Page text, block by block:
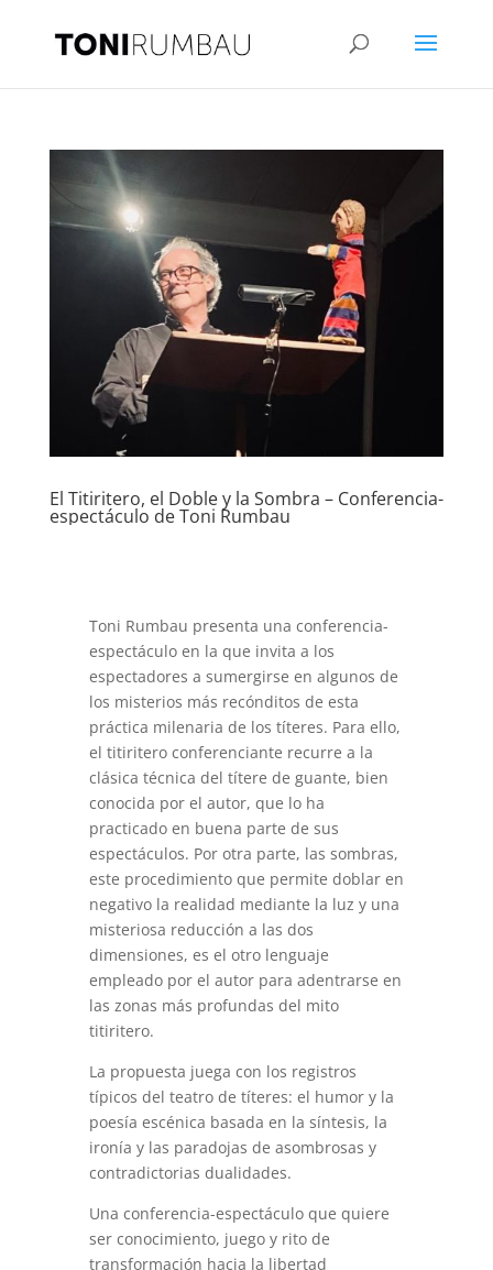
El Titiritero, el Doble y la Sombra – Conferencia-
espectáculo de Toni Rumbau
Toni Rumbau presenta una conferencia-
espectáculo en la que invita a los
espectadores a sumergirse en algunos de
los misterios más recónditos de esta
práctica milenaria de los títeres. Para ello,
el titiritero conferenciante recurre a la
clásica técnica del títere de guante, bien
conocida por el autor, que lo ha
practicado en buena parte de sus
espectáculos. Por otra parte, las sombras,
este procedimiento que permite doblar en
negativo la realidad mediante la luz y una
misteriosa reducción a las dos
dimensiones, es el otro lenguaje
empleado por el autor para adentrarse en
las zonas más profundas del mito
titiritero.
La propuesta juega con los registros
típicos del teatro de títeres: el humor y la
poesía escénica basada en la síntesis, la
ironía y las paradojas de asombrosas y
contradictorias dualidades.
Una conferencia-espectáculo que quiere
ser conocimiento, juego y rito de
transformación hacia la libertad